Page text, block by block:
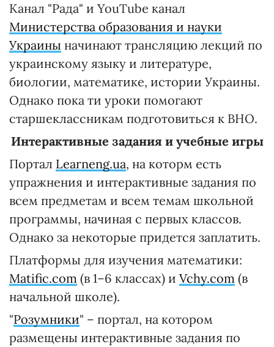
Канал "Рада" и YouTube канал
Министерства образования и науки
Украины начинают трансляцию лекций по
украинскому языку и литературе,
биологии, математике, истории Украины.
Однако пока ти уроки помогают
старшеклассникам подготовиться к ВНО.
Интерактивные задания и учебные игры
Портал Learneng.ua, на которм есть
упражнения и интерактивные задания по
всем предметам и всем темам школьной
программы, начиная с первых классов.
Однако за некоторые придется заплатить.
Платформы для изучения математики:
Matific.com (в 1–6 классах) и Vchy.com (в
начальной школе).
"Розумники" – портал, на котором
размещены интерактивные задания по